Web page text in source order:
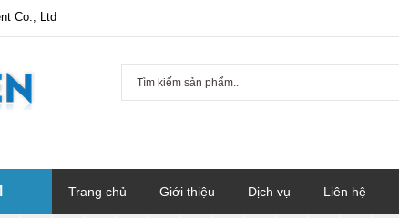
Co., Ltd
Trang chủ Giới thiệu Dịch vụ Liên hệ